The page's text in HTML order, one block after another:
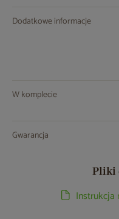
Dodatkowe informacje
W komplecie
Gwarancja
Pliki
Instrukcja